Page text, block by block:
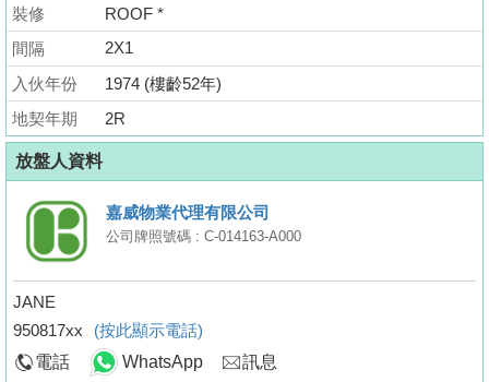
關
於
我
們
裝修
ROOF *
間隔
2X1
入伙年份
1974 (樓齡52年)
地契年期
2R
放盤人資料
嘉威物業代理有限公司
公司牌照號碼 : C-014163-A000
JANE
950817xx
(按此顯示電話)
電話
WhatsApp 訊息